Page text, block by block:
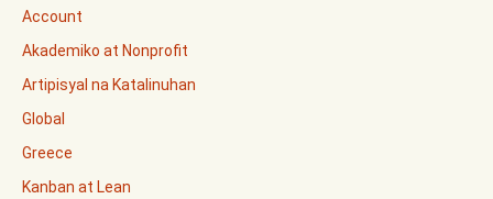
Account
Akademiko at Nonprofit
Artipisyal na Katalinuhan
Global
Greece
Kanban at Lean